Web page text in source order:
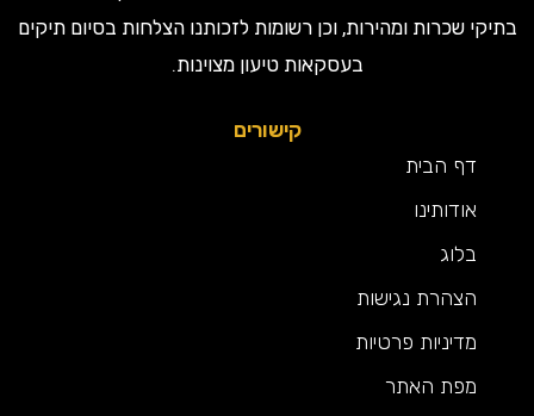
שכרות ומהירות, וכן רשומות לזכותנו הצלחות בסיום תיקים
בעסקאות טיעון מצוינות.
קישורים
דף הבית
אודותינו
הצהרת נגישות
מדיניות פרטיות
מפת האתר